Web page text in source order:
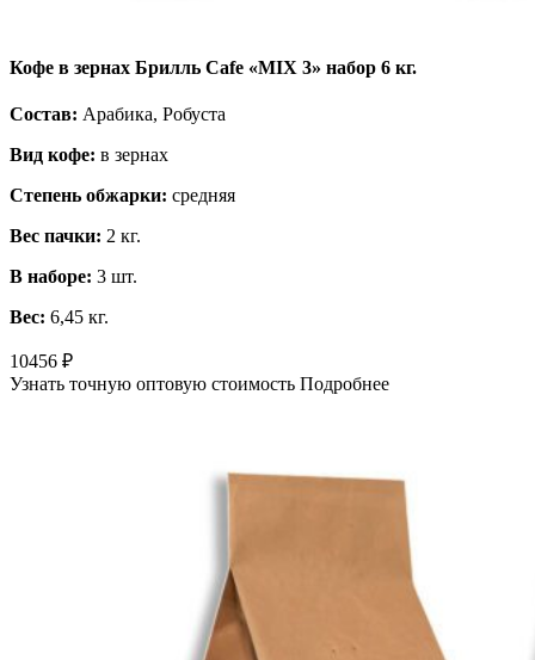
Кофе в зернах Брилль Cafe «MIX 3» набор 6 кг.
Состав: Арабика, Робуста
Вид кофе: в зернах
Степень обжарки: средняя
Вес пачки: 2 кг.
В наборе: 3 шт.
Вес: 6,45 кг.
10456 ₽
Узнать точную оптовую стоимость Подробнее